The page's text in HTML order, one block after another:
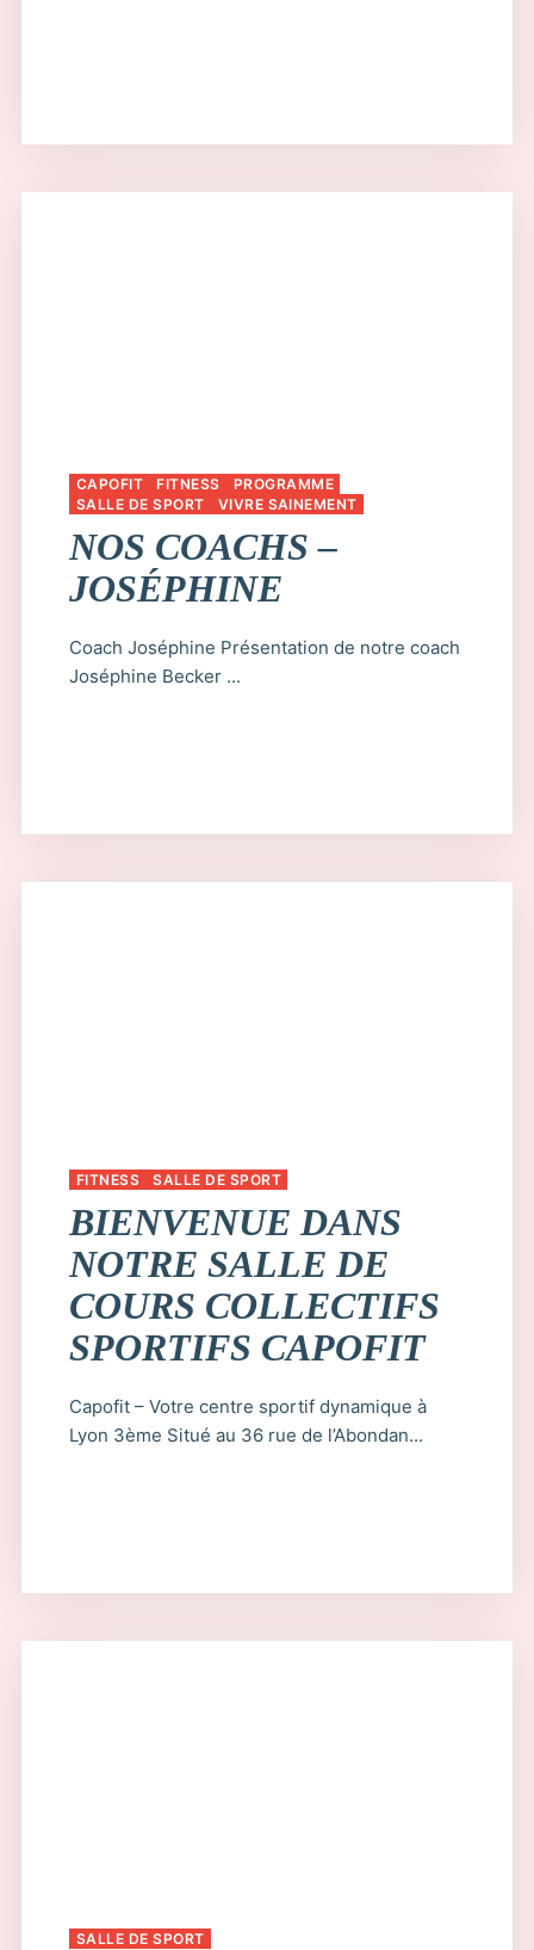
CAPOFIT FITNESS
PROGRAMME
SALLE DE SPORT
VIVRE SAINEMENT
NOS COACHS –
JOSÉPHINE
Coach Joséphine Présentation de notre coach
Joséphine Becker ...
FITNESS SALLE DE SPORT
BIENVENUE DANS
NOTRE SALLE DE
COURS COLLECTIFS
SPORTIFS CAPOFIT
Capofit – Votre centre sportif dynamique à
Lyon 3ème Situé au 36 rue de l’Abondan...
SALLE DE SPORT